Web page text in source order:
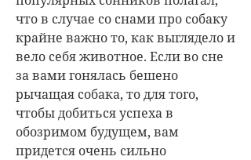
что в случае со снами про собаку
крайне важно то, как выглядело и
вело себя животное. Если во сне
за вами гонялась бешено
рычащая собака, то для того,
чтобы добиться успеха в
обозримом будущем, вам
придется очень сильно